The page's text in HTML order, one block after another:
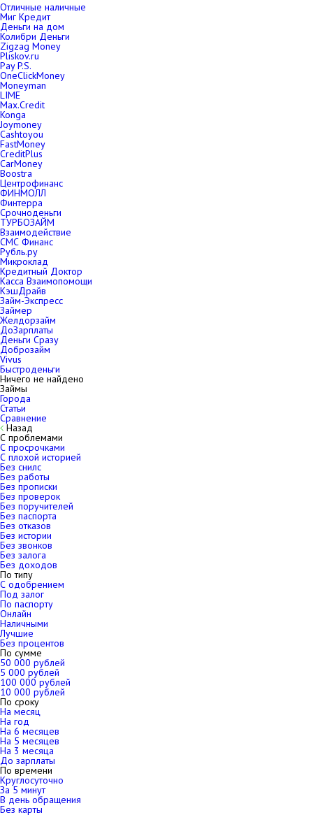
Отличные наличные
Миг Кредит
Деньги на дом
Колибри Деньги
Zigzag Money
Pliskov.ru
Pay P.S.
OneClickMoney
Moneyman
LIME
Max.Credit
Konga
Joymoney
Cashtoyou
FastMoney
CreditPlus
CarMoney
Boostra
Центрофинанс
ФИНМОЛЛ
Финтерра
Срочноденьги
ТУРБОЗАЙМ
Взаимодействие
СМС Финанс
Рубль.ру
Микроклад
Кредитный Доктор
Касса Взаимопомощи
КэшДрайв
Займ-Экспресс
Займер
Желдорзайм
ДоЗарплаты
Деньги Сразу
Доброзайм
Vivus
Быстроденьги
Ничего не найдено
Займы
Города
Статьи
Сравнение
Назад
С проблемами
С просрочками
С плохой историей
Без снилс
Без работы
Без прописки
Без проверок
Без поручителей
Без паспорта
Без отказов
Без истории
Без звонков
Без залога
Без доходов
По типу
С одобрением
Под залог
По паспорту
Онлайн
Наличными
Лучшие
Без процентов
По сумме
50 000 рублей
5 000 рублей
100 000 рублей
10 000 рублей
По сроку
На месяц
На год
На 6 месяцев
На 5 месяцев
На 3 месяца
До зарплаты
По времени
Круглосуточно
За 5 минут
В день обращения
Без карты